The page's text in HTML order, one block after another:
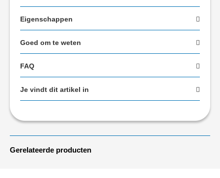
Eigenschappen
Goed om te weten
FAQ
Je vindt dit artikel in
Gerelateerde producten